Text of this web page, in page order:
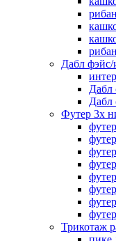
Дабл фэйс/
Дабл
Дабл
Футер 3х
Трикотаж